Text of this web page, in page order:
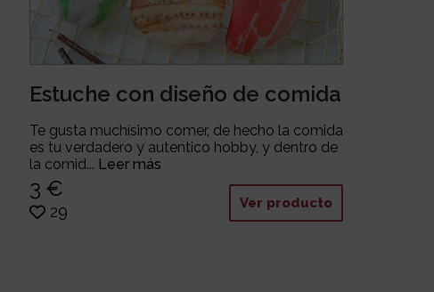
Estuche con diseño de comida
Te gusta muchísimo comer, de hecho la comida
es tu verdadero y autentico hobby, y dentro de
la comid... Leer más
3 €
29 Ver producto